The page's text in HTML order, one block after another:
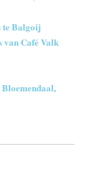
te Balgoij
van Café Valk